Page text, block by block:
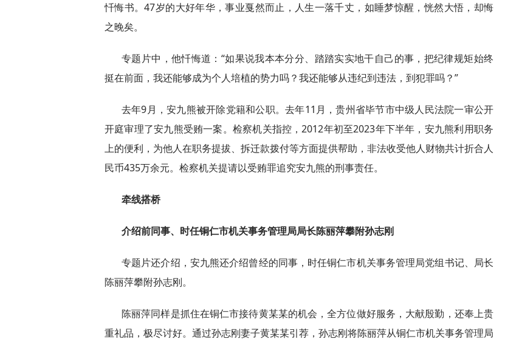
忏悔书。47岁的大好年华，事业戛然而止，人生一落千丈，如睡梦惊醒，恍然大悟，却悔
之晚矣。
专题片中，他忏悔道：“如果说我本本分分、踏踏实实地干自己的事，把纪律规矩始终
挺在前面，我还能够成为个人培植的势力吗？我还能够从违纪到违法，到犯罪吗？”
去年9月，安九熊被开除党籍和公职。去年11月，贵州省毕节市中级人民法院一审公开
开庭审理了安九熊受贿一案。检察机关指控，2012年初至2023年下半年，安九熊利用职务
上的便利，为他人在职务提拔、拆迁款拨付等方面提供帮助，非法收受他人财物共计折合人
民币435万余元。检察机关提请以受贿罪追究安九熊的刑事责任。
牵线搭桥
介绍前同事、时任铜仁市机关事务管理局局长陈丽萍攀附孙志刚
专题片还介绍，安九熊还介绍曾经的同事，时任铜仁市机关事务管理局党组书记、局长
陈丽萍攀附孙志刚。
陈丽萍同样是抓住在铜仁市接待黄某某的机会，全方位做好服务，大献殷勤，还奉上贵
重礼品，极尽讨好。通过孙志刚妻子黄某某引荐，孙志刚将陈丽萍从铜仁市机关事务管理局